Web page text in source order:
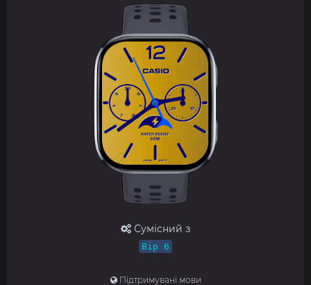
Сумісний з
Bip 6
Підтримувані мови